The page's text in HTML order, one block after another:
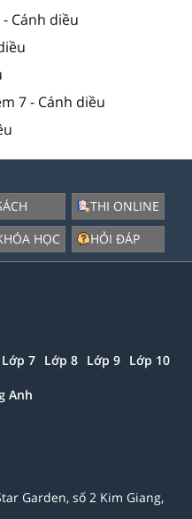
Cánh diều
7 - Cánh diều
HỌC
THI ONLINE
HỎI ĐÁP
Lớp 7 Lớp 8 Lớp 9 Lớp 10
Anh
Garden, số 2 Kim Giang,